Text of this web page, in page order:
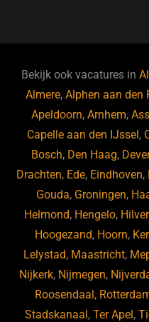
b
o
o
k
ky dI
n
Bekijk ook vacatures in
Almere,Alphen aan den
Apeldoorn,Arnhem,
Capelle aan den IJssel ,
Bosch, Den Haag,
Drachten, Ede, Eindhoven,
Gouda, Groningen,
Helmond, Hengelo,
Hoogezand, Hoorn,
Lelystad, Maastricht,
Nijkerk, Nijmegen,
Roosendaal ,
Stadskanaal ,Ter Apel ,